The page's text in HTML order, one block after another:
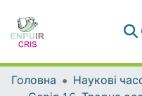
Головна